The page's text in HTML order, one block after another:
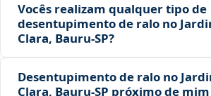
Vocês realizam qualquer tipo de
desentupimento de ralo no
Clara, Bauru‑SP?
Desentupimento de ralo no
Clara, Bauru‑SP próximo de